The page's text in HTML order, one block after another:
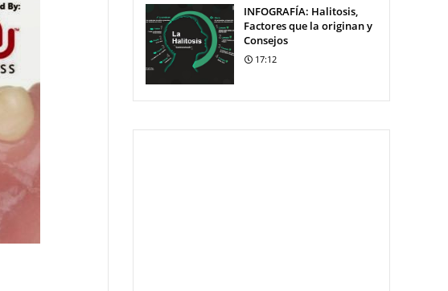
INFOGRAFÍA: Halitosis,
Factores que la originan y
Consejos
17:12